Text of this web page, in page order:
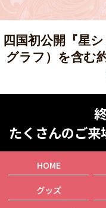
四国初公開『星
グラフ）を含む
たくさんのご
HOME
グッズ